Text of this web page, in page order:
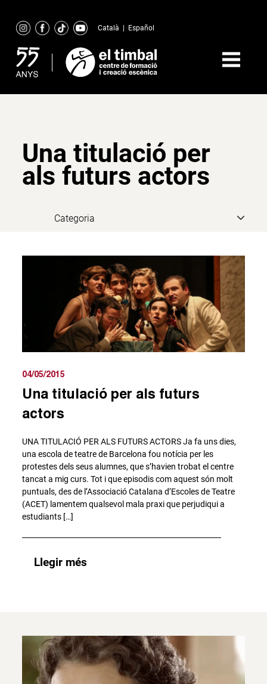
content
Català Español
Una titulació per
als futurs actors
04/05/2015
Una titulació per als futurs
actors
UNA TITULACIÓ PER ALS FUTURS ACTORS Ja fa uns dies,
una escola de teatre de Barcelona fou notícia per les
protestes dels seus alumnes, que s’havien trobat el centre
tancat a mig curs. Tot i que episodis com aquest són molt
puntuals, des de l’Associació Catalana d’Escoles de Teatre
(ACET) lamentem qualsevol mala praxi que perjudiqui a
estudiants […]
Llegir més